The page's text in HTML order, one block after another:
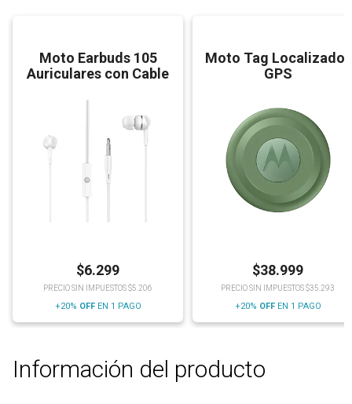
Moto Earbuds 105
Auriculares con Cable
$6.299
PRECIO SIN IMPUESTOS $5.206
+20% OFFEN 1 PAGO
Moto Tag Localizador
GPS
$38.999
PRECIO SIN IMPUESTOS $35.293
+20% OFFEN 1 PAGO
Información del producto